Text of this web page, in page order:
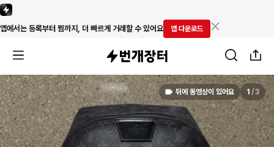
앱에서는 등록부터 찜까지, 더 빠르게 거래할 수 있어요 앱 다운로드
뒤에 동영상이 있어요 1 /3